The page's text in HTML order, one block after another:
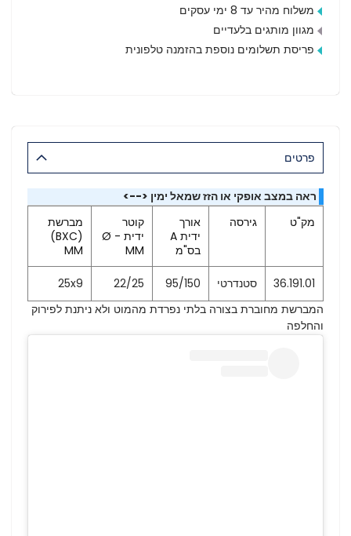
משלוח מהיר עד 8 ימי עסקים
מגוון מותגים בלעדיים
פריסת תשלומים נוספת בהזמנה טלפונית
פרטים
ראה במצב אופקי או הזז שמאל ימין <-->
מק"ט
גירסה
אורך
ידית A
בס"מ
קוטר
ידית - Ø
MM
מברשת
(BXC)
MM
36.191.01 סטנדרטי 95/150
22/25
25x9
המברשת מחוברת בצורה בלתי נפרדת מהמוט ולא ניתנת לפירוק
והחלפה